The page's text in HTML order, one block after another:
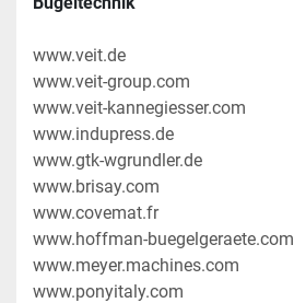
www.veit.de
www.veit-group.com
www.veit-kannegiesser.com
www.indupress.de
www.gtk-wgrundler.de
www.brisay.com
www.covemat.fr
www.hoffman-buegelgeraete.com
www.meyer.machines.com
www.ponyitaly.com